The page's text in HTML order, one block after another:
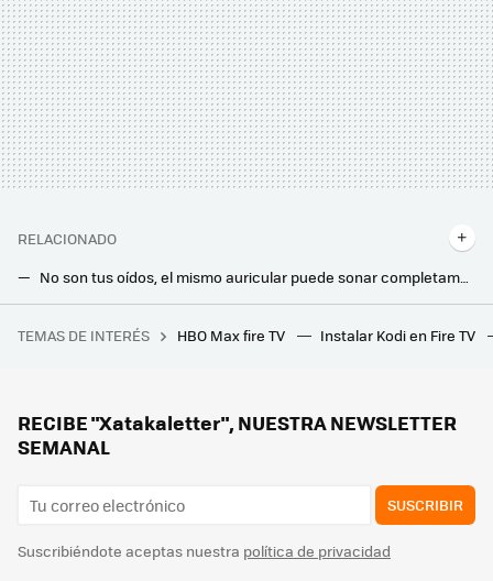
RELACIONADO
No son tus oídos, el mismo auricular puede sonar completamente diferente si usas Bluetooth o si lo conectas por cable
LG quiere que podamos montar un home cinema Dolby Atmos "sin cables". Así son su barra de sonido y altavoces minimalistas Sound Suite
Anya Taylor-Joy consigue que nos sintamos afortunados de vivir en su misma línea temporal. 'Lucky' es uno de los thrillers más intensos del año
TEMAS DE INTERÉS HBO Max fire TV Instalar Kodi en Fire TV
RECIBE "Xatakaletter", NUESTRA NEWSLETTER
SEMANAL
SUSCRIBIR
Suscribiéndote aceptas nuestra política de privacidad